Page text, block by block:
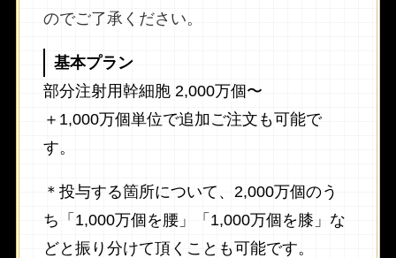
のでご了承ください。
基本プラン
部分注射用幹細胞 2,000万個〜
＋1,000万個単位で追加ご注文も可能で
す。
＊投与する箇所について、2,000万個のう
ち「1,000万個を腰」「1,000万個を膝」な
どと振り分けて頂くことも可能です。